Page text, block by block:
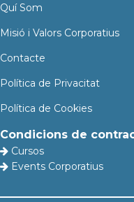
Quí Som
Misió i Valors Corporatius
Contacte
Política de Privacitat
Política de Cookies
Condicions de
Cursos
Events Corporatius